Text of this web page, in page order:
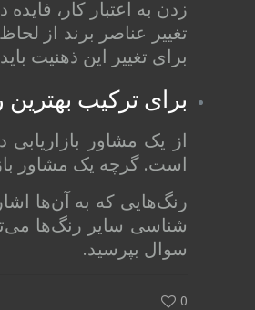
زدن به اعتبار کار،
تغییر عناصر برند از
برای تغییر این ذهنیت
برای ترکیب
از یک مشاور
است. گرچه یک مشاور
رنگ‌هایی که به آن‌ها
شناسی سایر رنگ‌ها
سوال بپرسید.
0